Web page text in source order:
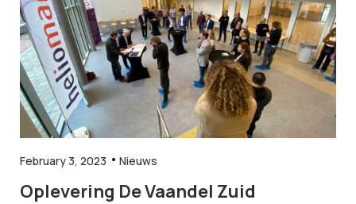
February 3, 2023 Nieuws
Oplevering De Vaandel Zuid